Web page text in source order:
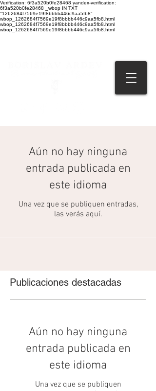
Verification: 6f3a520b0fe28468 yandex-verification:
6f3a520b0fe28468 _wbop IN TXT
"1262684f7569e19f8bbbb446c9aa5fb8"
wbop_1262684f7569e19f8bbbb446c9aa5fb8.html
wbop_1262684f7569e19f8bbbb446c9aa5fb8.html
wbop_1262684f7569e19f8bbbb446c9aa5fb8.html
Aún no hay ninguna
entrada publicada en
este idioma
Una vez que se publiquen entradas,
las verás aquí.
Publicaciones destacadas
Aún no hay ninguna
entrada publicada en
este idioma
Una vez que se publiquen